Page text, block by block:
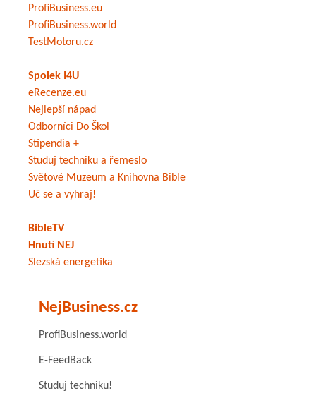
ProfiBusiness.eu
ProfiBusiness.world
TestMotoru.cz
Spolek I4U
eRecenze.eu
Nejlepší nápad
Odborníci Do Škol
Stipendia +
Studuj techniku a řemeslo
Světové Muzeum a Knihovna Bible
Uč se a vyhraj!
BibleTV
Hnutí NEJ
Slezská energetika
NejBusiness.cz
ProfiBusiness.world
E-FeedBack
Studuj techniku!